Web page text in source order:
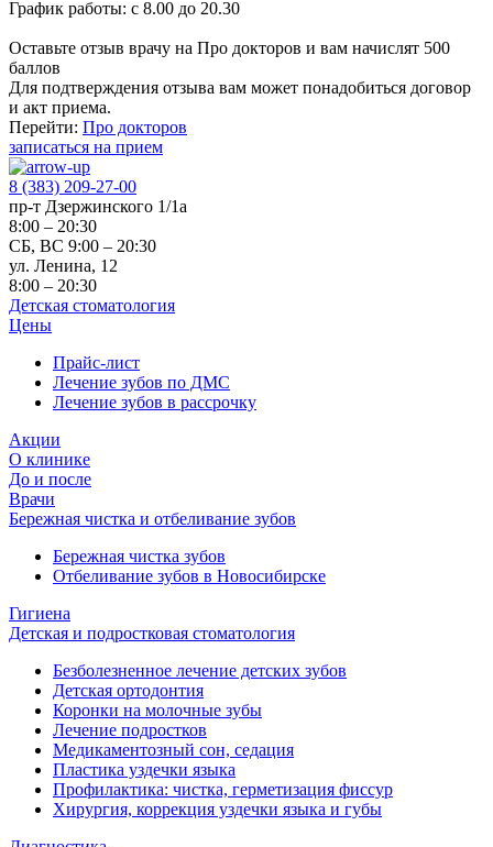
График работы: с 8.00 до 20.30
Оставьте отзыв врачу на Про докторов и вам начислят 500
баллов
Для подтверждения отзыва вам может понадобиться договор
и акт приема.
Перейти: Про докторов
записаться на прием
8 (383) 209-27-00
пр-т Дзержинского 1/1а
8:00 – 20:30
СБ, ВС 9:00 – 20:30
ул. Ленина, 12
8:00 – 20:30
Детская стоматология
Цены
Прайс-лист
Лечение зубов по ДМС
Лечение зубов в рассрочку
Акции
О клинике
До и после
Врачи
Бережная чистка и отбеливание зубов
Бережная чистка зубов
Отбеливание зубов в Новосибирске
Гигиена
Детская и подростковая стоматология
Безболезненное лечение детских зубов
Детская ортодонтия
Коронки на молочные зубы
Лечение подростков
Медикаментозный сон, седация
Пластика уздечки языка
Профилактика: чистка, герметизация фиссур
Хирургия, коррекция уздечки языка и губы